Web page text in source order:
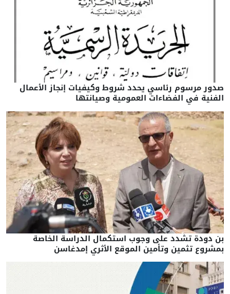
صدور مرسوم رئاسي يحدد شروط وكيفيات إنجاز الأعمال
الفنية في الفضاءات العمومية وصيانتها
بن دودة تشدد على وجوب استكمال الدراسة الخاصة
بمشروع تثمين وتأمين الموقع الأثري إمدغاسن